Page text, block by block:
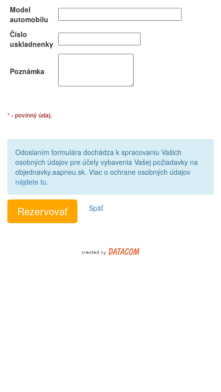
Model
automobilu
Číslo
uskladnenky
Poznámka
* - povinný údaj.
Odoslaním formulára dochádza k spracovaniu Vašich
osobných údajov pre účely vybavenia Vašej požiadavky na
objednavky.aapneu.sk. Viac o ochrane osobných údajov
nájdete tu.
Späť